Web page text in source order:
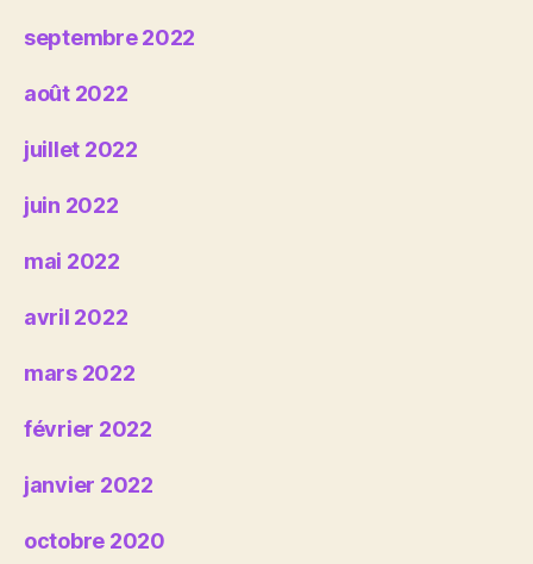
septembre 2022
août 2022
juillet 2022
juin 2022
mai 2022
avril 2022
mars 2022
février 2022
janvier 2022
octobre 2020